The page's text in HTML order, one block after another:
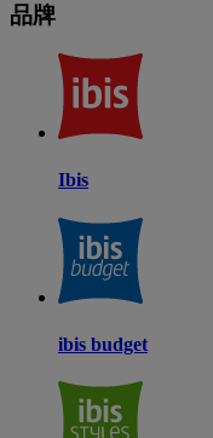
品牌
Ibis
ibis budget